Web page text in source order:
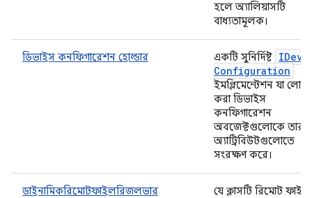
হলে অ্যালিয়াসটি
বাধ্যতামূলক।
ডিভাইস কনফিগারেশন হোল্ডার একটি সুনির্দিষ্ট
Configuration
ইমপ্লিমেন্টেশন যা লোড
করা ডিভাইস
কনফিগারেশন
অবজেক্টগুলোকে তার
অ্যাট্রিবিউটগুলোতে
সংরক্ষণ করে।
ডাইনামিকরিমোটফাইলরিজলভার
যে ক্লাসটি রিমোট